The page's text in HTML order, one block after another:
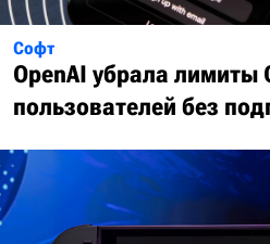
Софт
OpenAI убрала лимиты
пользователей без